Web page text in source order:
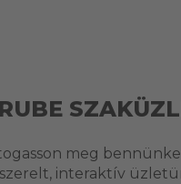
meg
interaktív